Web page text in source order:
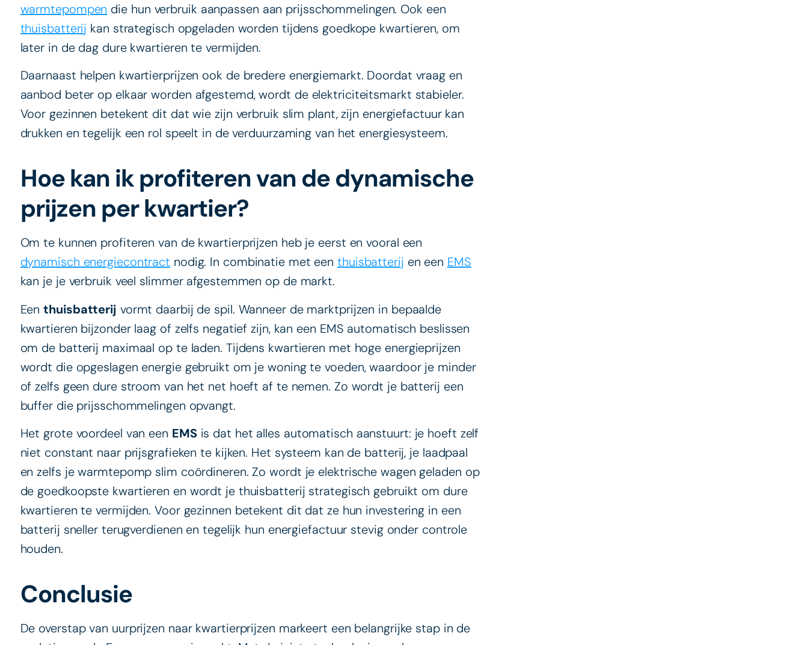
warmtepompen die hun verbruik aanpassen aan prijsschommelingen. Ook een
thuisbatterij kan strategisch opgeladen worden tijdens goedkope kwartieren, om
later in de dag dure kwartieren te vermijden.
Daarnaast helpen kwartierprijzen ook de bredere energiemarkt. Doordat vraag en
aanbod beter op elkaar worden afgestemd, wordt de elektriciteitsmarkt stabieler.
Voor gezinnen betekent dit dat wie zijn verbruik slim plant, zijn energiefactuur kan
drukken en tegelijk een rol speelt in de verduurzaming van het energiesysteem.
Hoe kan ik profiteren van de dynamische
prijzen per kwartier?
Om te kunnen profiteren van de kwartierprijzen heb je eerst en vooral een
dynamisch energiecontract nodig. In combinatie met eenthuisbatterij en een EMS
kan je je verbruik veel slimmer afgestemmen op de markt.
Eenthuisbatterij vormt daarbij de spil. Wanneer de marktprijzen in bepaalde
kwartieren bijzonder laag of zelfs negatief zijn, kan een EMS automatisch beslissen
om de batterij maximaal op te laden. Tijdens kwartieren met hoge energieprijzen
wordt die opgeslagen energie gebruikt om je woning te voeden, waardoor je minder
of zelfs geen dure stroom van het net hoeft af te nemen. Zo wordt je batterij een
buffer die prijsschommelingen opvangt.
Het grote voordeel van een EMSis dat het alles automatisch aanstuurt: je hoeft zelf
niet constant naar prijsgrafieken te kijken. Het systeem kan de batterij, je laadpaal
en zelfs je warmtepomp slim coördineren. Zo wordt je elektrische wagen geladen op
de goedkoopste kwartieren en wordt je thuisbatterij strategisch gebruikt om dure
kwartieren te vermijden. Voor gezinnen betekent dit dat ze hun investering in een
batterij sneller terugverdienen en tegelijk hun energiefactuur stevig onder controle
houden.
Conclusie
De overstap van uurprijzen naar kwartierprijzen markeert een belangrijke stap in de